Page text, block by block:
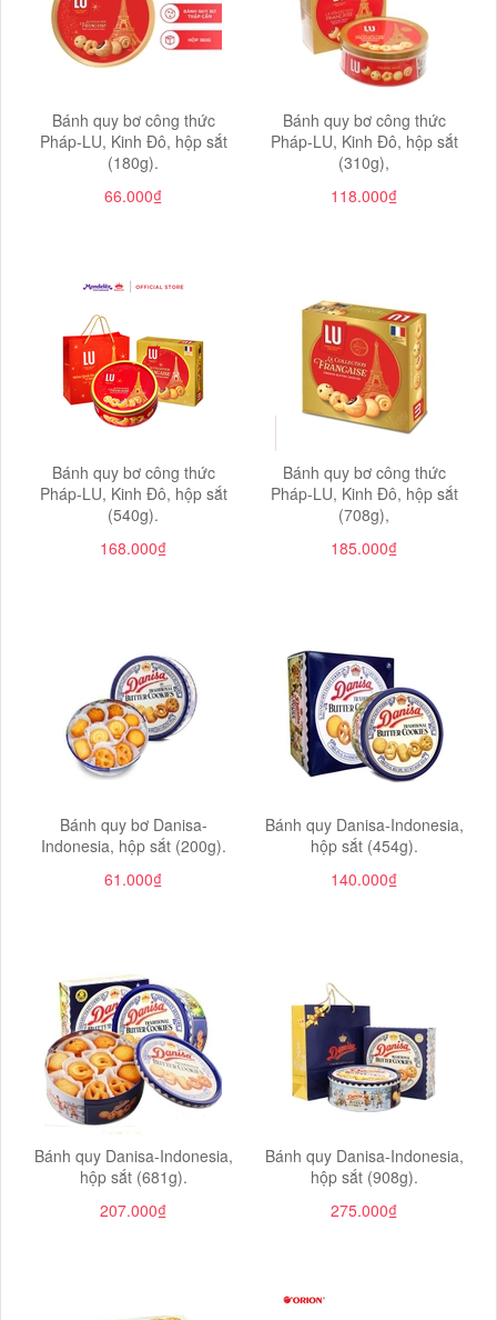
Bánh quy bơ công thức
Pháp-LU, Kinh Đô, hộp sắt
(180g).
66.000₫
Bánh quy bơ công thức
Pháp-LU, Kinh Đô, hộp sắt
(310g),
118.000₫
Bánh quy bơ công thức
Pháp-LU, Kinh Đô, hộp sắt
(540g).
168.000₫
Bánh quy bơ công thức
Pháp-LU, Kinh Đô, hộp sắt
(708g),
185.000₫
Bánh quy bơ Danisa-
Indonesia, hộp sắt (200g).
61.000₫
Bánh quy Danisa-Indonesia,
hộp sắt (454g).
140.000₫
Bánh quy Danisa-Indonesia,
hộp sắt (681g).
207.000₫
Bánh quy Danisa-Indonesia,
hộp sắt (908g).
275.000₫